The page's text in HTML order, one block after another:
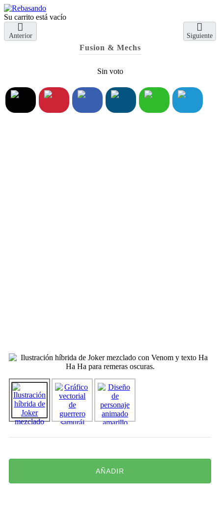
Su carrito está vacío
Anterior Siguiente
Fusion & Mechs
Sin voto
AÑADIR